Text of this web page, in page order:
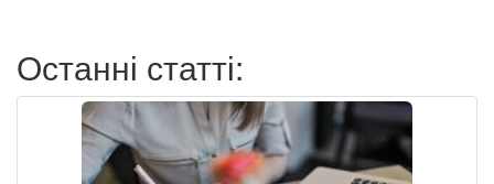
Останні статті: